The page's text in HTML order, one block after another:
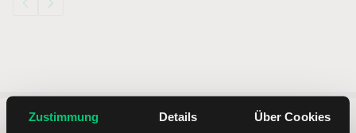
Zustimmung Details Über Cookies